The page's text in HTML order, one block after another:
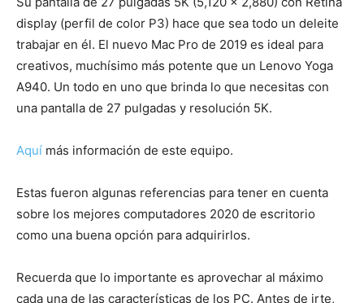
display (perfil de color P3) hace que sea todo un deleite
trabajar en él. El nuevo Mac Pro de 2019 es ideal para
creativos, muchísimo más potente que un Lenovo Yoga
A940. Un todo en uno que brinda lo que necesitas con
una pantalla de 27 pulgadas y resolución 5K.
Aquí más información de este equipo.
Estas fueron algunas referencias para tener en cuenta
sobre los mejores computadores 2020 de escritorio
como una buena opción para adquirirlos.
Recuerda que lo importante es aprovechar al máximo
cada una de las características de los PC. Antes de irte,